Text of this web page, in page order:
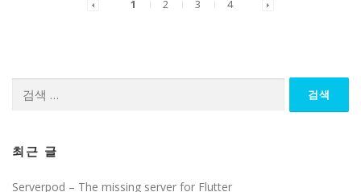
1 2 3 4
최근 글
Serverpod – The missing server for Flutter